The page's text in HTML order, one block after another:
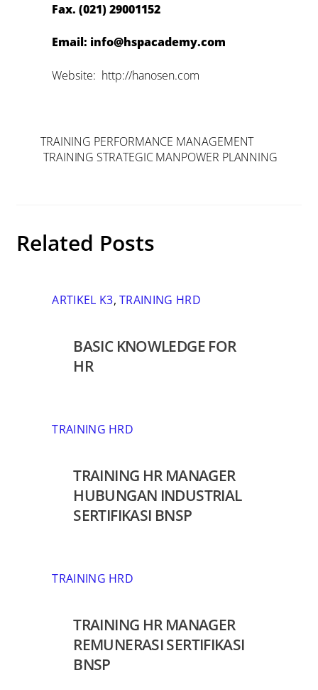
Fax. (021) 29001152
Email: info@hspacademy.com
Website: http://hanosen.com
TRAINING PERFORMANCE MANAGEMENT
TRAINING STRATEGIC MANPOWER PLANNING
Related Posts
ARTIKEL K3,TRAINING HRD
BASIC KNOWLEDGE FOR
HR
TRAINING HRD
TRAINING HR MANAGER
HUBUNGAN INDUSTRIAL
SERTIFIKASI BNSP
TRAINING HRD
TRAINING HR MANAGER
REMUNERASI SERTIFIKASI
BNSP